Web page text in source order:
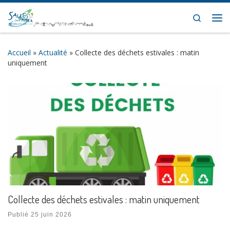
Skip to content
Search
Accueil » Actualité » Collecte des déchets estivales : matin
uniquement
Collecte des déchets estivales : matin uniquement
Publié 25 juin 2026